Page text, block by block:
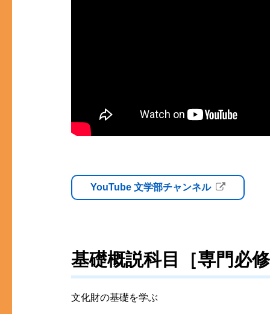
YouTube 文学部チャンネル
基礎概説科目［専門必
文化財の基礎を学ぶ